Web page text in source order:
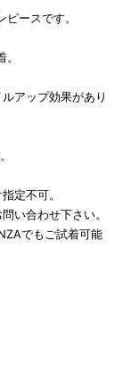
ースです。
アップ効果があり
定不可。
い合わせ下さい。
でもご試着可能